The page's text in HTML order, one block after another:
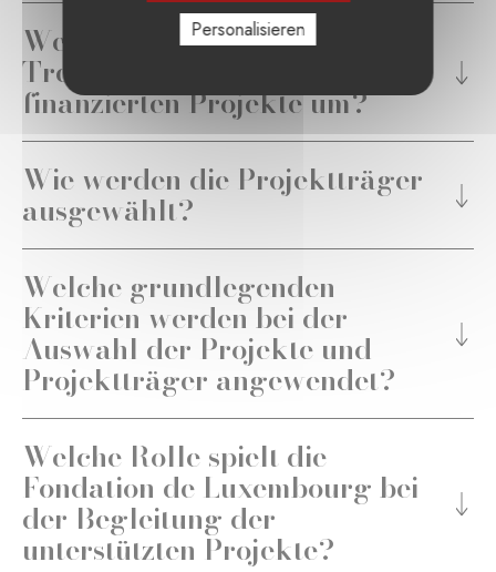
Wer setzt die von den
Treuhandstiftungen
finanzierten Projekte um?
Wie werden die Projektträger
ausgewählt?
Welche grundlegenden
Kriterien werden bei der
Auswahl der Projekte und
Projektträger angewendet?
Welche Rolle spielt die
Fondation de Luxembourg bei
der Begleitung der
unterstützten Projekte?
Personalisieren